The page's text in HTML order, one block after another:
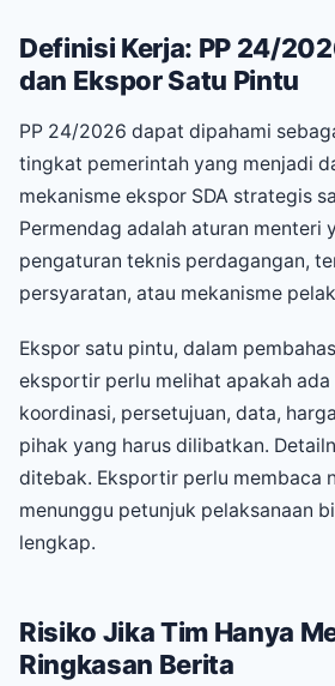
Definisi Kerja: PP 24/
dan Ekspor Satu Pintu
PP 24/2026 dapat dipahami
tingkat pemerintah yang menjadi
mekanisme ekspor SDA strategis
Permendag adalah aturan menteri
pengaturan teknis perdagangan,
persyaratan, atau mekanisme
Ekspor satu pintu, dalam
eksportir perlu melihat apakah ada
koordinasi, persetujuan, data,
pihak yang harus dilibatkan.
ditebak. Eksportir perlu membaca
menunggu petunjuk pelaksanaan
lengkap.
Risiko Jika Tim Hanya
Ringkasan Berita